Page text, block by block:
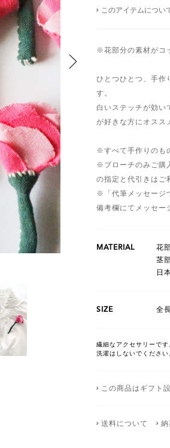
このアイテムについ
※花部分の素材がコ
ひとつひとつ、手作
す。
白いステッチが効い
が好きな方にオスス
※すべて手作りのも
※ブローチのみご購
の指定と代引きはご
※「代筆メッセージ
備考欄にてメッセー
MATERIAL
花
茎
日
SIZE 全
繊細なアクセサリーです
洗濯はしないでください
この商品はギフト
送料について 納